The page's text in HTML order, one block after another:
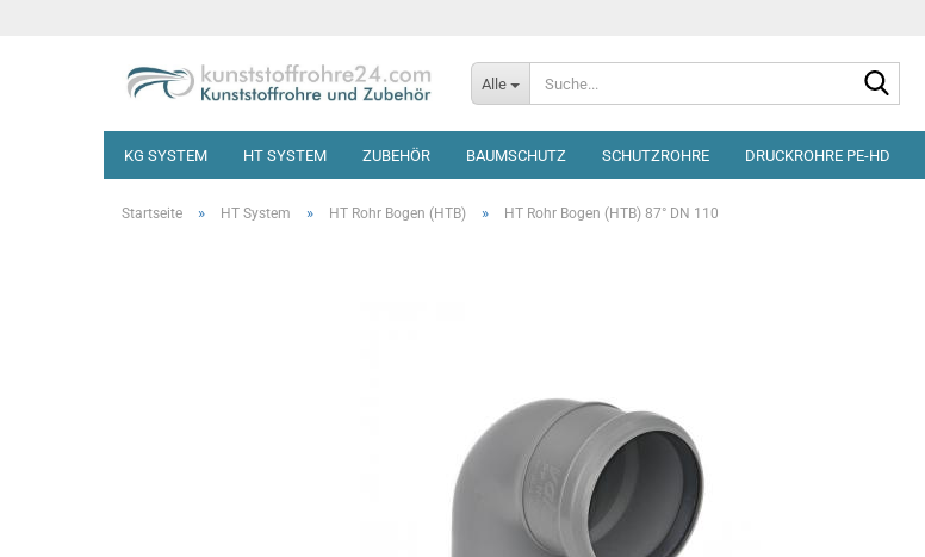
Alle
KG SYSTEM HT SYSTEM ZUBEHÖR BAUMSCHUTZ SCHUTZROHRE DRUCKROHRE PE-HD
Startseite » HT System » HT Rohr Bogen (HTB) » HT Rohr Bogen (HTB) 87° DN 110